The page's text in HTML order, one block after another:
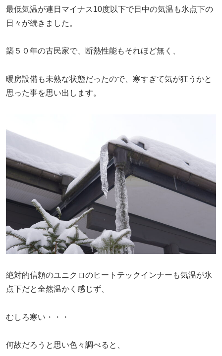
最低気温が連日マイナス10度以下で日中の気温も氷点下の
日々が続きました。
築５０年の古民家で、断熱性能もそれほど無く、
暖房設備も未熟な状態だったので、寒すぎて気が狂うかと
思った事を思い出します。
絶対的信頼のユニクロのヒートテックインナーも気温が氷
点下だと全然温かく感じず、
むしろ寒い・・・
何故だろうと思い色々調べると、